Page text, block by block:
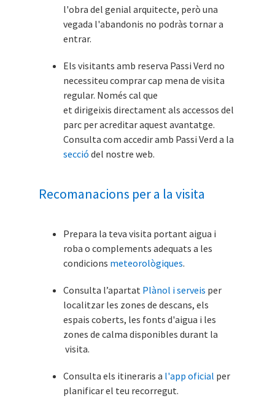
l'obra del genial arquitecte, però una
vegada l'abandonis no podràs tornar a
entrar.
Els visitants amb reserva Passi Verd no
necessiteu comprar cap mena de visita
regular. Només cal que
et dirigeixis directament als accessos del
parc per acreditar aquest avantatge.
Consulta com accedir amb Passi Verd a la
secció del nostre web.
Recomanacions per a la visita
Prepara la teva visita portant aigua i
roba o complements adequats a les
condicions meteorològiques.
Consulta l’apartat Plànol i serveis per
localitzar les zones de descans, els
espais coberts, les fonts d'aigua i les
zones de calma disponibles durant la
visita.
Consulta els itineraris a l'app oficial per
planificar el teu recorregut.